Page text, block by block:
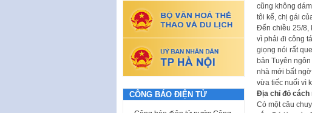
cũng không
tôi kể, chị gái
Đến chiều 25/8,
vì phải đi công
giọng nói rất
bản Tuyên
nhà mới bất
vừa tiếc nuối vì
Địa chỉ đỏ cách
Có một câu
CÔNG BÁO ĐIỆN TỬ